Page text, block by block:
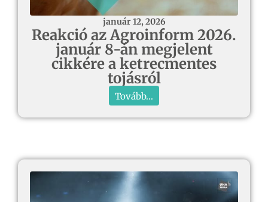
január 12, 2026
Reakció az Agroinform 2026.
január 8-án megjelent
cikkére a ketrecmentes
tojásról
Tovább...